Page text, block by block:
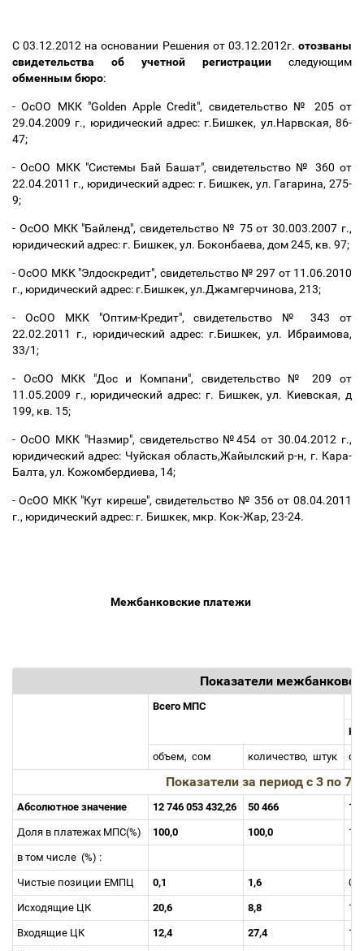
С 03.12.2012 на основании Решения от 03.12.2012г. отозваны
свидетельства об учетной регистрации следующим
обменным бюро:
- ОсОО МКК "Gоlden Apple Credit", свидетельство № 205 от
29.04.2009 г., юридический адрес: г.Бишкек, ул.Нарвская, 86-
47;
- ОсОО МКК "Системы Бай Башат", свидетельство № 360 от
22.04.2011 г., юридический адрес: г. Бишкек, ул. Гагарина, 275-
9;
- ОсОО МКК "Байленд", свидетельство № 75 от 30.003.2007 г.,
юридический адрес: г. Бишкек, ул. Боконбаева, дом 245, кв. 97;
- ОсОО МКК "Элдоскредит", свидетельство № 297 от 11.06.2010
г., юридический адрес: г.Бишкек, ул.Джамгерчинова, 213;
- ОсОО МКК "Оптим-Кредит", свидетельство № 343 от
22.02.2011 г., юридический адрес: г.Бишкек, ул. Ибраимова,
33/1;
- ОсОО МКК "Дос и Компани", свидетельство № 209 от
11.05.2009 г., юридический адрес: г. Бишкек, ул. Киевская, д
199, кв. 15;
- ОсОО МКК "Назмир", свидетельство №454 от 30.04.2012 г.,
юридический адрес: Чуйская область,Жайылский р-н, г. Кара-
Балта, ул. Кожомбердиева, 14;
- ОсОО МКК "Кут киреше", свидетельство № 356 от 08.04.2011
г., юридический адрес: г. Бишкек, мкр. Кок-Жар, 23-24.
Межбанковские платежи
Показатели
Всего МПС
объем, сом количество, штук
Показатели за период c 3 по 7
Абсолютное значение 12 746 053 432,26 50 466 1
Доля в платежах МПС(%) 100,0 100,0
в том числе (%) :
Чистые позиции ЕМПЦ 0,1 1,6 0,9
Исходящие ЦК 20,6 8,8
Входящие ЦК 12,4 27,4